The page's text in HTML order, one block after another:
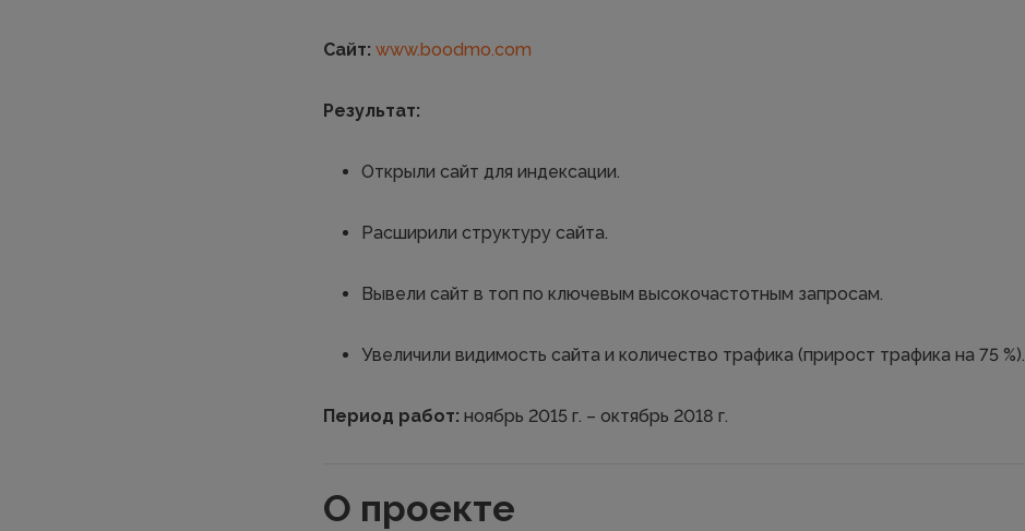
Сайт: www.boodmo.com
Результат:
Открыли сайт для индексации.
Расширили структуру сайта.
Вывели сайт в топ по ключевым высокочастотным запросам.
Увеличили видимость сайта и количество трафика (прирост трафика на 75 %).
Период работ: ноябрь 2015 г. – октябрь 2018 г.
О проекте